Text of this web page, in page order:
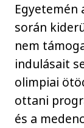
Egyetemén
során
nem
indulásait
olimpiai
ottani
és a